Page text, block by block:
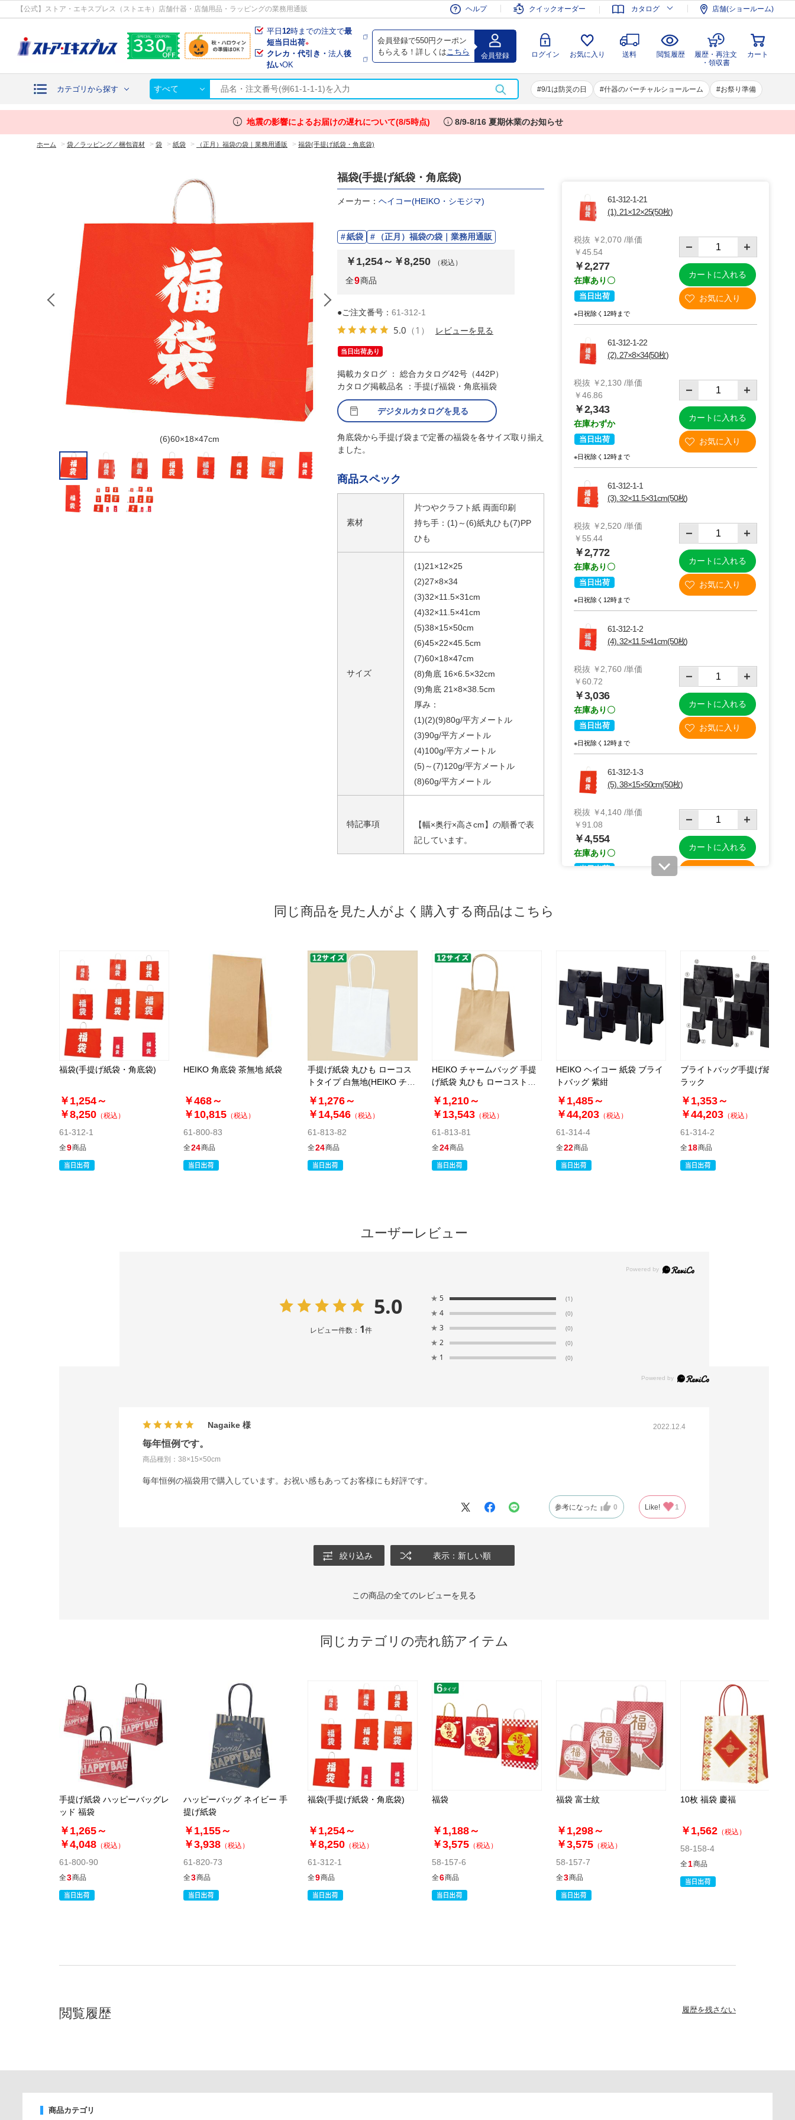
【公式】ストア・エキスプレス（ストエキ）店舗什器・店舗用品・ラッピングの業務用通販 ヘルプ クイックオーダー カタログ 店舗(ショールーム)
平日12時までの注文で最
短当日出荷※
クレカ・代引き・法人後
払いOK
会員登録で550円クーポン
もらえる！詳しくは こちら 会員登録 ログイン お気に入り 送料 閲覧履歴
履歴・再注文
・領収書
カート
カテゴリから探す すべて 9/1は防災の日 什器のバーチャルショールーム お祭り準備
会員登録 ログイン お気に入り 送料 閲覧履歴
履歴・再注文
・領収書
カート
info 地震の影響によるお届けの遅れについて(8/5時点) info 8/9-8/16 夏期休業のお知らせ
ホーム > 袋／ラッピング／梱包資材 > 袋 > 紙袋 > （正月）福袋の袋｜業務用通販 > 福袋(手提げ紙袋・角底袋)
(6)60×18×47cm （1）21×12×25 （2）27×8×34
福袋(手提げ紙袋・角底袋)
メーカー： ヘイコー(HEIKO・シモジマ)
紙袋 （正月）福袋の袋｜業務用通販
￥1,254～￥8,250 （税込）
全9商品
●ご注文番号： 61-312-1
5.0 （1） レビューを見る
当日出荷あり
掲載カタログ ： 総合カタログ42号（442P）
デジタルカタログを見る
カタログ掲載品名 ：手提げ福袋・角底福袋
角底袋から手提げ袋まで定番の福袋を各サイズ取り揃え
ました。
商品スペック
素材
片つやクラフト紙 両面印刷
持ち手：(1)～(6)紙丸ひも(7)PP
ひも
サイズ
(1)21×12×25
(2)27×8×34
(3)32×11.5×31cm
(4)32×11.5×41cm
(5)38×15×50cm
(6)45×22×45.5cm
(7)60×18×47cm
(8)角底 16×6.5×32cm
(9)角底 21×8×38.5cm
厚み：
(1)(2)(9)80g/平方メートル
(3)90g/平方メートル
(4)100g/平方メートル
(5)～(7)120g/平方メートル
(8)60g/平方メートル
特記事項
【幅×奥行×高さcm】の順番で表
記しています。
61-312-1-21
(1). 21×12×25(50枚)
税抜 ￥2,070 /単価
￥45.54
￥2,277
在庫あり〇
当日出荷
※日祝除く12時まで
カートに入れる
61-312-1-22
(2). 27×8×34(50枚)
税抜 ￥2,130 /単価
￥46.86
￥2,343
在庫わずか
当日出荷
※日祝除く12時まで
カートに入れる
61-312-1-1
(3). 32×11.5×31cm(50枚)
税抜 ￥2,520 /単価
￥55.44
￥2,772
在庫あり〇
当日出荷
※日祝除く12時まで
カートに入れる
61-312-1-2
(4). 32×11.5×41cm(50枚)
税抜 ￥2,760 /単価
￥60.72
￥3,036
在庫あり〇
当日出荷
※日祝除く12時まで
カートに入れる
61-312-1-3
(5). 38×15×50cm(50枚)
税抜 ￥4,140 /単価
￥91.08
￥4,554
在庫あり〇
当日出荷
カートに入れる
￥105.60
￥5,280
在庫あり〇
当日出荷
※日祝除く12時まで
カートに入れる
(7). 60×18×47cm(50枚)
税抜 ￥7,500 /単価
￥165.00
※日祝除く12時まで
カートに入れる
カートに入れる
同じ商品を見た人がよく購入する商品はこちら
福袋(手提げ紙袋・角底袋)
￥1,254～
￥8,250 （税込）
61-312-1
全9商品
HEIKO 角底袋 茶無地 紙袋
￥468～
￥10,815 （税込）
61-800-83
全24商品
手提げ紙袋 丸ひも ローコス
トタイプ 白無地(HEIKO チャ
ームバッグ)
￥1,276～
￥14,546 （税込）
61-813-82
全24商品
HEIKO チャームバッグ 手提
げ紙袋 丸ひも ローコストタ
イプ 茶無地
￥1,210～
￥13,543 （税込）
61-813-81
全24商品
HEIKO ヘイコー 紙袋 ブライ
トバッグ 紫紺
￥1,485～
￥44,203 （税込）
61-314-4
全22商品
ブライトバッグ手提げ紙袋 ブ
ラック
￥1,353～
￥44,203 （税込）
61-314-2
全18商品
ユーザーレビュー
5.0
レビュー件数： 1件
★ 5 (1)
★ 4 (0)
★ 3 (0)
★ 2 (0)
★ 1 (0)
2022.12.4
毎年恒例です。
商品種別：38×15×50cm
Nagaike
毎年恒例の福袋用で購入しています。お祝い感もあってお客様にも好評です。
参考になった 0 Like! 1
絞り込み 表示：新しい順
この商品の全てのレビューを見る
同じカテゴリの売れ筋アイテム
手提げ紙袋 ハッピーバッグレ
ッド 福袋
￥1,265～
￥4,048 （税込）
61-800-90
全3商品
ハッピーバッグ ネイビー 手
提げ紙袋
￥1,155～
￥3,938 （税込）
61-820-73
全3商品
福袋(手提げ紙袋・角底袋)
￥1,254～
￥8,250 （税込）
61-312-1
全9商品
福袋
￥1,188～
￥3,575 （税込）
58-157-6
全6商品
福袋 富士紋
￥1,298～
￥3,575 （税込）
58-157-7
全3商品
10枚 福袋 慶福
￥1,562 （税込）
58-158-4
全1商品
閲覧履歴 履歴を残さない
商品カテゴリ